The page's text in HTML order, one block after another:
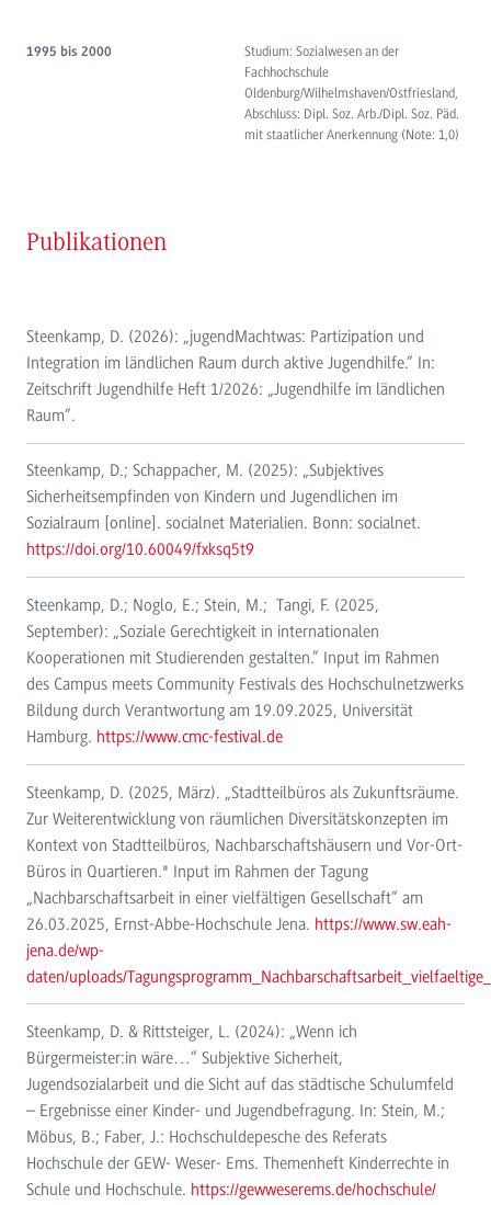
1995 bis 2000
Studium: Sozialwesen an der
Fachhochschule
Oldenburg/Wilhelmshaven/Ostfriesland,
Abschluss: Dipl. Soz. Arb./Dipl. Soz. Päd.
mit staatlicher Anerkennung (Note: 1,0)
Publikationen
Steenkamp, D. (2026): „jugendMachtwas: Partizipation und
Integration im ländlichen Raum durch aktive Jugendhilfe.“ In:
Zeitschrift Jugendhilfe Heft 1/2026: „Jugendhilfe im ländlichen
Raum“.
Steenkamp, D.; Schappacher, M. (2025): „Subjektives
Sicherheitsempfinden von Kindern und Jugendlichen im
Sozialraum [online]. socialnet Materialien. Bonn: socialnet.
https://doi.org/10.60049/fxksq5t9
Steenkamp, D.; Noglo, E.; Stein, M.; Tangi, F. (2025,
September): „Soziale Gerechtigkeit in internationalen
Kooperationen mit Studierenden gestalten.” Input im Rahmen
des Campus meets Community Festivals des Hochschulnetzwerks
Bildung durch Verantwortung am 19.09.2025, Universität
Hamburg. https://www.cmc-festival.de
Steenkamp, D. (2025, März). „Stadtteilbüros als Zukunftsräume.
Zur Weiterentwicklung von räumlichen Diversitätskonzepten im
Kontext von Stadtteilbüros, Nachbarschaftshäusern und Vor-Ort-
Büros in Quartieren." Input im Rahmen der Tagung
„Nachbarschaftsarbeit in einer vielfältigen Gesellschaft“ am
26.03.2025, Ernst-Abbe-Hochschule Jena. https://www.sw.eah-
jena.de/wp-
daten/uploads/
Steenkamp, D. & Rittsteiger, L. (2024): „Wenn ich
Bürgermeister:in wäre…“ Subjektive Sicherheit,
Jugendsozialarbeit und die Sicht auf das städtische Schulumfeld
– Ergebnisse einer Kinder- und Jugendbefragung. In: Stein, M.;
Möbus, B.; Faber, J.: Hochschuldepesche des Referats
Hochschule der GEW- Weser- Ems. Themenheft Kinderrechte in
Schule und Hochschule. https://gewweserems.de/hochschule/